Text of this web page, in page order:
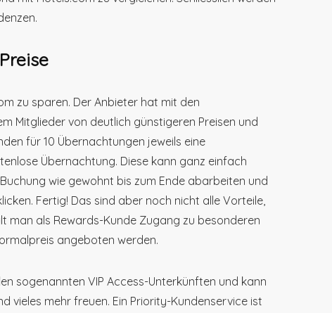
zu sparen. Der Anbieter hat mit den
Mitglieder von deutlich günstigeren Preisen und
für 10 Übernachtungen jeweils eine
Übernachtung. Diese kann ganz einfach
wie gewohnt bis zum Ende abarbeiten und
Fertig! Das sind aber noch nicht alle Vorteile,
man als Rewards-Kunde Zugang zu besonderen
angeboten werden.
sogenannten VIP Access-Unterkünften und kann
vieles mehr freuen. Ein Priority-Kundenservice ist